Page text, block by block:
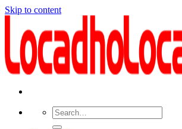
Skip to content